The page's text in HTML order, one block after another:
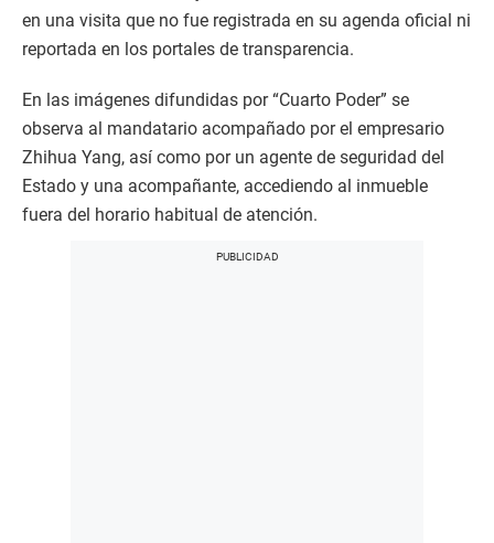
en una visita que no fue registrada en su agenda oficial ni
reportada en los portales de transparencia.
En las imágenes difundidas por “Cuarto Poder” se
observa al mandatario acompañado por el empresario
Zhihua Yang, así como por un agente de seguridad del
Estado y una acompañante, accediendo al inmueble
fuera del horario habitual de atención.